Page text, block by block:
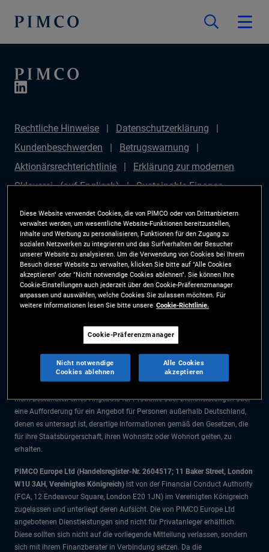
Rechtliche Hinweise
Datenschutzerklärung
Kundenbeschwerden
Betrugswarnung
Aktionärsrechterichtlinie
Erklärung zur modernen
Sklaverei - (auf Englisch)
Sustainable Finance
Anlegerrechte
Site Map
Cookie-Präferenzmanager
PIMCO ESG Rating Methodology
Die Informationen auf dieser Website sind ausschließlich für Deutsche
Staatsbürger bestimmt.
ausschließlich zu Informationszwecken und dürfen nicht als
Anlageberatung verstanden werden. Anleger sollten vor einer
Die Produkte und Dienstleistungen stehen nur Bürgern dieser
nicht Bestandteil eines Angebots für Produkte oder Dienstleistungen oder
eine Aufforderung für ein Angebot für Personen außerhalb Deutschland,
denen es untersagt ist, derartige Informationen gemäß den Gesetzen, die
für ihre Staatsbürgerschaft, ihren Wohnsitz oder Wohnort gelten, zu
erhalten.
PIMCO Europe Ltd (Handelsregister-Nr. 2604517; 11 Baker Street, London
W1U 3AH, Vereinigtes Königreich) ist von der Financial Conduct Authority
(FCA, 12 Endeavour Square, London E20 1JN) im Vereinigten Königreich
zugelassen und unterliegt deren Aufsicht. Die von PIMCO Europe Ltd
angebotenen Dienstleistungen sind nicht für Privatanleger erhältlich.
Diese sollten sich nicht auf die vorliegende Mitteilung verlassen, sondern
sich mit ihrem Finanzberater in Verbindung setzen. Da die
Diese Website verwendet Cookies, die von PIMCO oder von Drittanbietern
verwaltet werden, um wesentliche Website-Funktionen bereitzustellen,
Inhalte und Werbung zu personalisieren, Funktionen für den Zugang zu
sozialen Netzwerken zu integrieren und das Surfverhalten der Besucher
unserer Website zu analysieren. Um die Verwendung von Cookies bei Ihrem
Besuch dieser Website zu verwalten, klicken Sie bitte auf "Alle Cookies
akzeptieren" oder "Nicht notwendige Cookies ablehnen". Sie können Ihre
Cookie-Einstellungen auch jederzeit über den Cookie-Präferenzmanager
anpassen und auswählen, welche Cookies Sie zulassen möchten. Für
weitere Informationen lesen Sie bitte unsere Cookie-Richtlinie.
Cookie-Präferenzmanager
Nicht notwendige
Cookies ablehnen
Alle Cookies
akzeptieren